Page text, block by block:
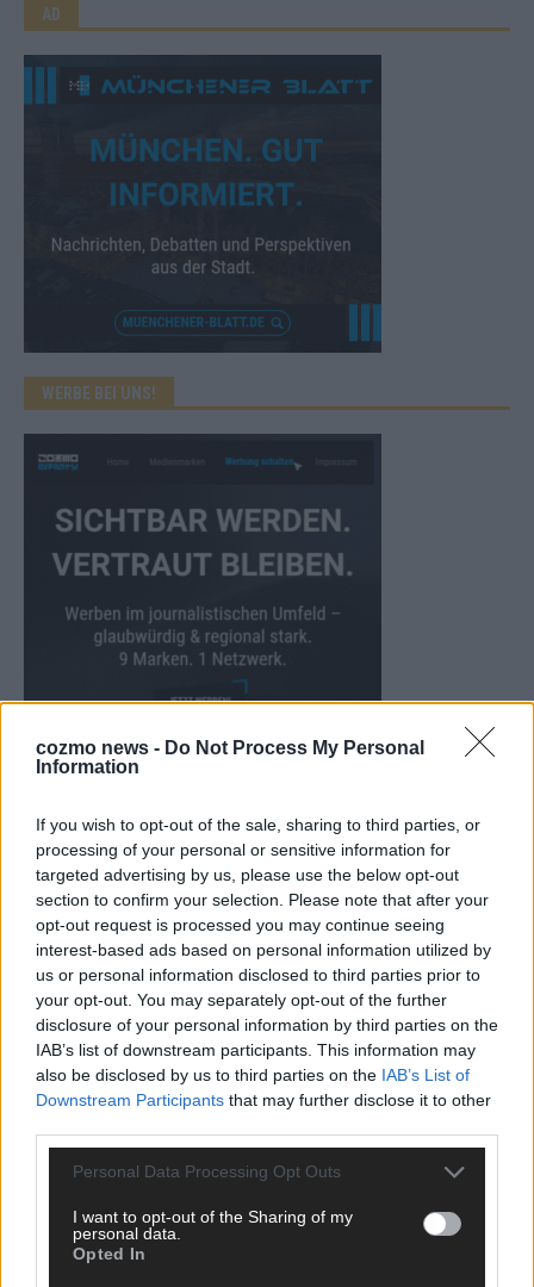
cozmo news - Do Not Process My Personal
Information
If you wish to opt-out of the sale, sharing to third parties, or
processing of your personal or sensitive information for
targeted advertising by us, please use the below opt-out
section to confirm your selection. Please note that after your
opt-out request is processed you may continue seeing
interest-based ads based on personal information utilized by
us or personal information disclosed to third parties prior to
your opt-out. You may separately opt-out of the further
disclosure of your personal information by third parties on the
IAB’s list of downstream participants. This information may
also be disclosed by us to third parties on the IAB’s List of
Downstream Participants that may further disclose it to other
Personal Data Processing Opt Outs
I want to opt-out of the Sharing of my
personal data.
Opted In
AD
WERBE BEI UNS!
CHECK UNS AUF FACEBOOK